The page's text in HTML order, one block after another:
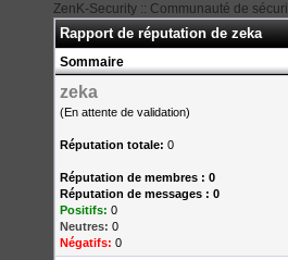
ZenK-Security :: Communauté de
Rapport de réputation de zeka
Sommaire
zeka
(En attente de validation)
Réputation totale: 0
Réputation de membres : 0
Réputation de messages : 0
Positifs: 0
Neutres: 0
Négatifs: 0